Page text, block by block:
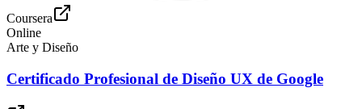
Coursera
Online
Arte y Diseño
Certificado Profesional de Diseño UX de Google